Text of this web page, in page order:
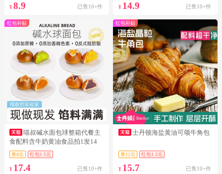
¥ 8.9 已售10+件 ¥ 14.9 已售10+件
红包补贴
喵叔碱水面包球整箱代餐主
食配料含牛奶黄油食品拍1发14
券8元 红包1.5元
¥ 17.4 已售10+件
红包补贴
士丹顿海盐黄油可颂牛角包
券12元 红包1.2元
¥ 15.7 已售10+件